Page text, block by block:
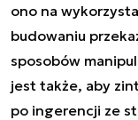
ono na
budowaniu
sposobów
jest także, aby
po ingerencji ze